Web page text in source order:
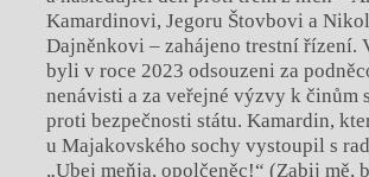
Kamardinovi, Jegoru Štovbovi a
Dajněnkovi – zahájeno trestní řízení.
byli v roce 2023 odsouzeni za
nenávisti a za veřejné výzvy k činům
proti bezpečnosti státu. Kamardin,
u Majakovského sochy vystoupil s
„Ubej meňja, opolčeněc!“ (Zabij mě,